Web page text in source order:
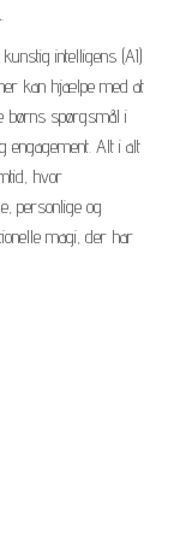
intelligens (AI)
kan hjælpe med at
børns spørgsmål i
engagement. Alt i alt
hvor
personlige og
magi, der har